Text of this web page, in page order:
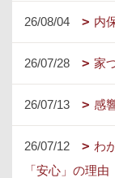
26/08/04 内
26/07/28 家
26/07/13 感
26/07/12
わ
「安心」の理由